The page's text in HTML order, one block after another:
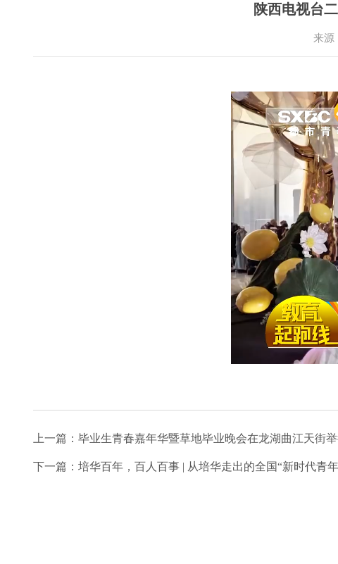
陕西电视台
来源
上一篇： 毕业生青春嘉年华暨草地毕业晚会在龙湖曲江天街
下一篇： 培华百年，百人百事 | 从培华走出的全国“新时代青